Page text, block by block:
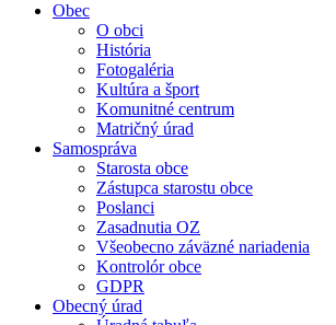
Obec
O obci
História
Fotogaléria
Kultúra a šport
Komunitné centrum
Matričný úrad
Samospráva
Starosta obce
Zástupca starostu obce
Poslanci
Zasadnutia OZ
Všeobecno záväzné nariadenia
Kontrolór obce
GDPR
Obecný úrad